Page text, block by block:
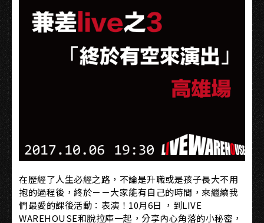
在歷經了人生必經之路，不論是升職或是孩子長大不用
抱的過程後，終於－－大家能有自己的時間，來繼續我
們最愛的課後活動：表演！10月6日 ，到LIVE
WAREHOUSE和脫拉庫一起，分享內心角落的小秘密，